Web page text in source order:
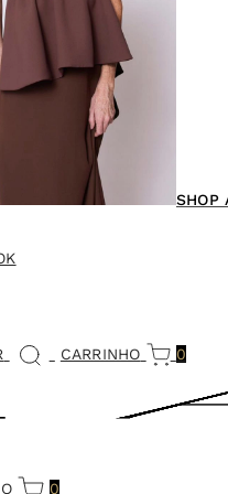
SHOP
CARRINHO 0
0